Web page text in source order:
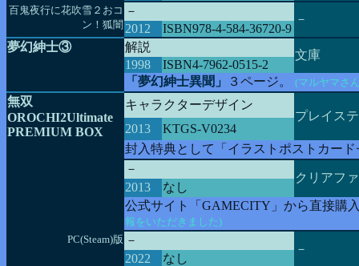
百鬼夜行に花吹雪２おコ
ン！狐闇
－
－
2012
ISBN978-4-584-36720-9
夢幻紳士③
解説
文庫
1998
ISBN4-7962-0515-2
「夢幻紳士異聞」
３ページ。 (マルヤマさ
無双
OROCHI2Ultimate
PREMIUM BOX
キャラクターデザイン
プレイス
2013
KTGS-V0234
封入特典として「イラストポストカー
－
クリアフ
2013
なし
公式サイト「GAMECITY」から直接購
報をいただきました)
PC(Steam)版 －
－
2022
なし